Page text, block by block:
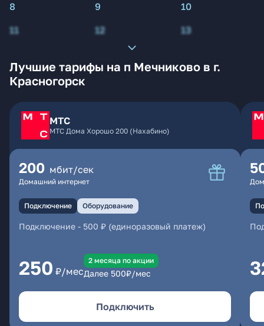
8
9
10
11
12 13
Лучшие тарифы на п Мечниково в г.
Красногорск
МТС
МТС Дома Хорошо 200 (Нахабино)
200 мбит/сек
Домашний интернет
Подключение Оборудование
Подключение - 500 ₽ (единоразовый платеж)
250 ₽/мес
2 месяцa по акции
Далее 500₽/мес
Подключить